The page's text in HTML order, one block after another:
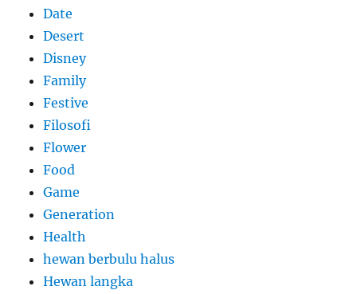
Date
Desert
Disney
Family
Festive
Filosofi
Flower
Food
Game
Generation
Health
hewan berbulu halus
Hewan langka